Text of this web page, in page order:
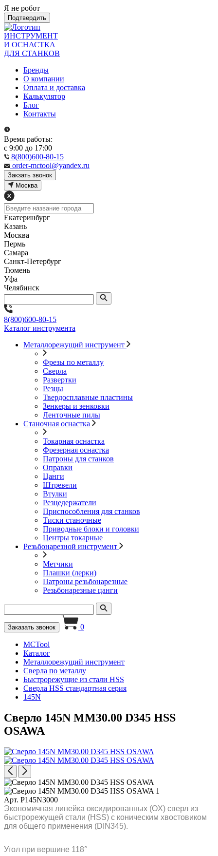
Я не робот
Подтвердить
ИНСТРУМЕНТ
И ОСНАСТКА
ДЛЯ СТАНКОВ
Бренды
О компании
Оплата и доставка
Калькулятор
Блог
Контакты
Время работы:
с 9:00 до 17:00
8(800)600-80-15
order-mctool@yandex.ru
Закзать звонок
Москва
Екатеринбург
Казань
Москва
Пермь
Самара
Санкт-Петербург
Тюмень
Уфа
Челябинск
8(800)600-80-15
Каталог инструмента
Металлорежущий инструмент
Фрезы по металлу
Сверла
Развертки
Резцы
Твердосплавные пластины
Зенкеры и зенковки
Ленточные пилы
Станочная оснастка
Токарная оснастка
Фрезерная оснастка
Патроны для станков
Оправки
Цанги
Штревели
Втулки
Резцедержатели
Приспособления для станков
Тиски станочные
Приводные блоки и головки
Центры токарные
Резьбонарезной инструмент
Метчики
Плашки (лерки)
Патроны резьбонарезные
Резьбонарезные цанги
Заказать звонок 0
MCTool
Каталог
Металлорежущий инструмент
Сверла по металлу
Быстрорежущие из стали HSS
Сверла HSS стандартная серия
145N
Сверло 145N MM30.00 D345 HSS
OSAWA
Арт. P145N3000
Экономичная линейка оксидированных (OX) сверл из
быстрорежущей стали (HSS) с коническим хвостовиком
для общего применения (DIN345).
Угол при вершине 118°